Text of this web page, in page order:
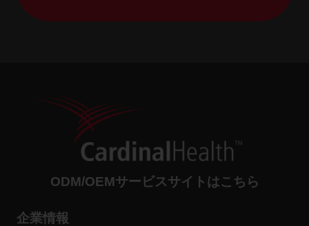
ODM/OEMサービスサイトはこちら
企業情報